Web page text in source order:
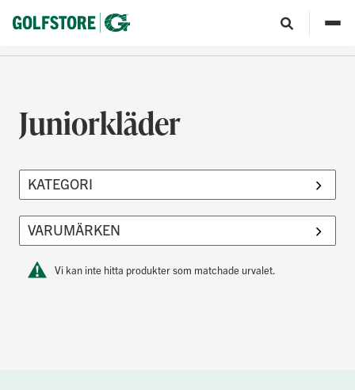
Juniorkläder
Vi kan inte hitta produkter som matchade urvalet.